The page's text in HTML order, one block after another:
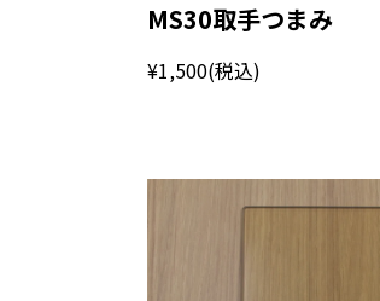
MS30取手つまみ
¥1,500(税込)